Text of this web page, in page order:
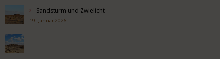
Sandsturm und Zwielicht
19. Januar 2026